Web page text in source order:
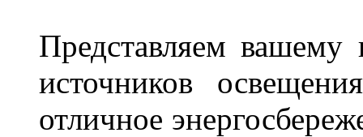
Представляем
источников
отличное